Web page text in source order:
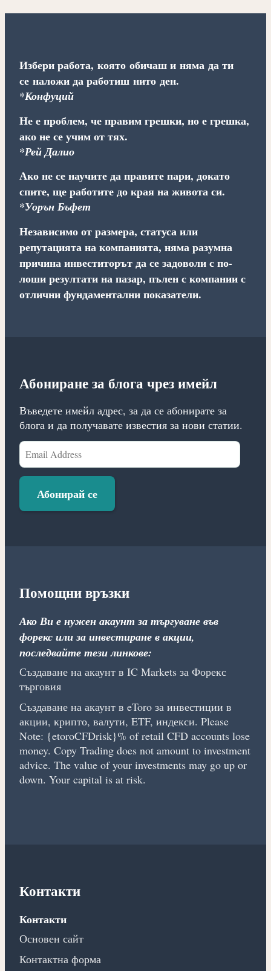
Избери работа, която обичаш и няма да ти
се наложи да работиш нито ден.
*Конфуций
Не е проблем, че правим грешки, но е грешка,
ако не се учим от тях.
*Рей Далио
Ако не се научите да правите пари, докато
спите, ще работите до края на живота си.
*Уорън Бъфет
Независимо от размера, статуса или
репутацията на компанията, няма разумна
причина инвеститорът да се задоволи с по-
лоши резултати на пазар, пълен с компании с
отлични фундаментални показатели.
Абониране за блога чрез имейл
Въведете имейл адрес, за да се абонирате за
блога и да получавате известия за нови статии.
Email
Address
Абонирай се
Помощни връзки
Ако Ви е нужен акаунт за търгуване във
форекс или за инвестиране в акции,
последвайте тези линкове:
Създаване на акаунт в IC Markets за Форекс
търговия
Създаване на акаунт в eToro за инвестиции в
акции, крипто, валути, ETF, индекси. Please
Note: {etoroCFDrisk}% of retail CFD accounts lose
money. Copy Trading does not amount to investment
advice. The value of your investments may go up or
down. Your capital is at risk.
Контакти
Контакти
Основен сайт
Контактна форма